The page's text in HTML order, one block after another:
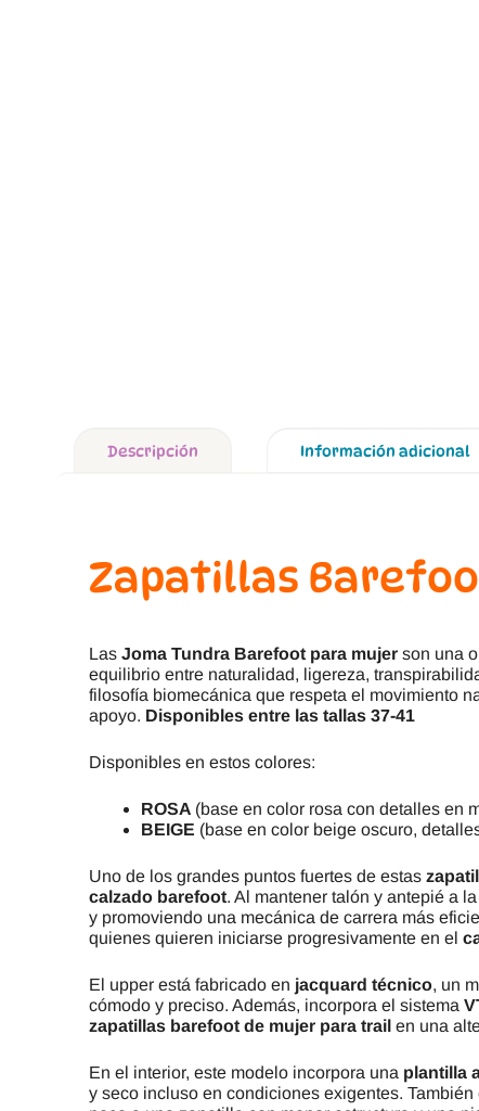
Descripción Información adicional
Zapatillas
Las Joma Tundra Barefoot para mujer son una
equilibrio entre naturalidad, ligereza,
filosofía biomecánica que respeta el movimiento
apoyo. Disponibles entre las tallas 37-41
Disponibles en estos colores:
ROSA (base en color rosa con detalles en
BEIGE (base en color beige oscuro,
Uno de los grandes puntos fuertes de estas
calzado barefoot. Al mantener talón y antepié a
y promoviendo una mecánica de carrera más
quienes quieren iniciarse progresivamente en el
El upper está fabricado en jacquard técnico, un
cómodo y preciso. Además, incorpora el sistema
zapatillas barefoot de mujer para trail en una
En el interior, este modelo incorpora una plantilla
y seco incluso en condiciones exigentes. También